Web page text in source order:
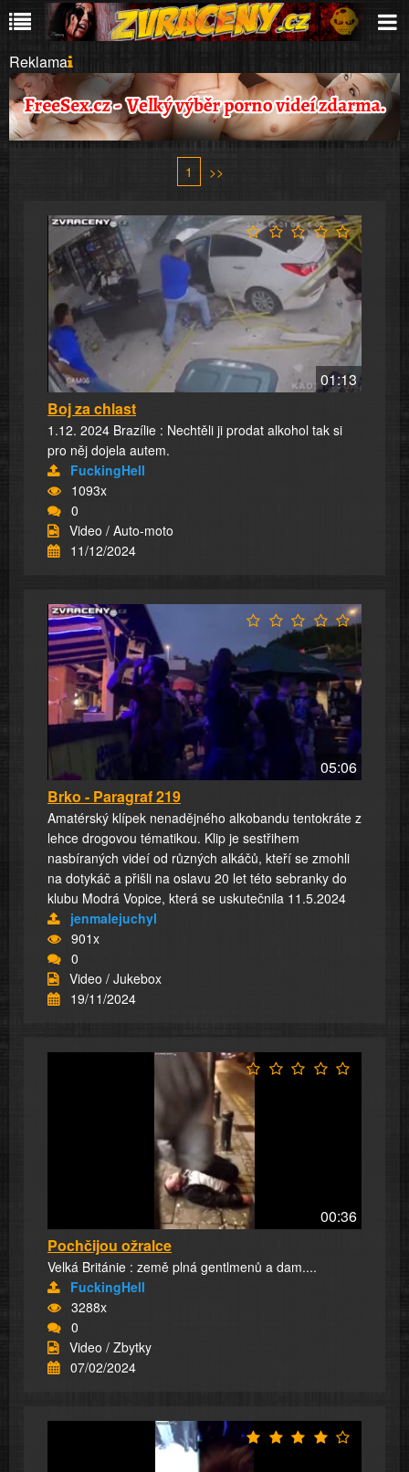
Reklama
1 >>
01:13
Boj za chlast
1.12. 2024 Brazílie : Nechtěli ji prodat alkohol tak si
pro něj dojela autem.
FuckingHell
1093x
0
Video / Auto-moto
11/12/2024
05:06
Brko - Paragraf 219
Amatérský klípek nenadějného alkobandu tentokráte z
lehce drogovou tématikou. Klip je sestřihem
nasbíraných videí od různých alkáčů, kteří se zmohli
na dotykáč a přišli na oslavu 20 let této sebranky do
klubu Modrá Vopice, která se uskutečnila 11.5.2024
jenmalejuchyl
901x
0
Video / Jukebox
19/11/2024
00:36
Pochčijou ožralce
Velká Británie : země plná gentlmenů a dam....
FuckingHell
3288x
0
Video / Zbytky
07/02/2024